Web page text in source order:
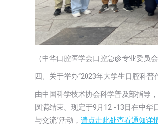
（中华口腔医学会口腔急诊专业委员会
四、关于举办“2023年大学生口腔科
由中国科学技术协会科学普及部指导
圆满结束。现定于9月12 -13日在中华
与交流”活动， 请点击此处查看通知详